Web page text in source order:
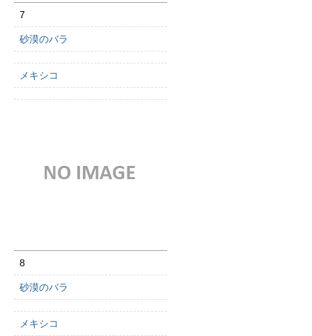
7
砂漠のバラ
メキシコ
8
砂漠のバラ
メキシコ